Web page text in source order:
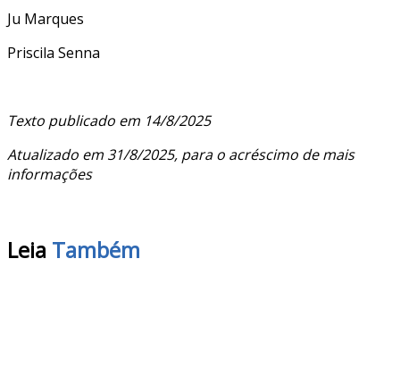
Ju Marques
Priscila Senna
Texto publicado em 14/8/2025
Atualizado em 31/8/2025, para o acréscimo de mais
informações
Leia Também